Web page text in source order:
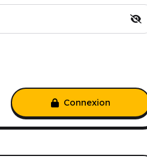
Connexion